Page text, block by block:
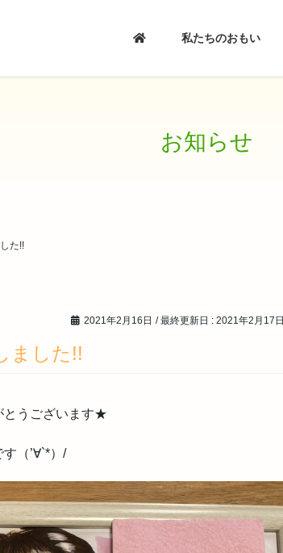
私たちのおもい
お知らせ
た!!
2021年2月16日 / 最終更新日 :2021年2月17日
ました!!
とうございます★
（’∀`*）/